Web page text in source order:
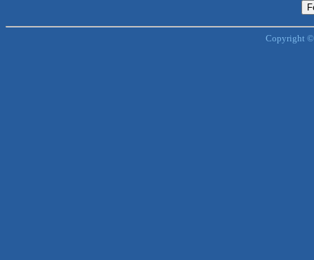
Copyright ©